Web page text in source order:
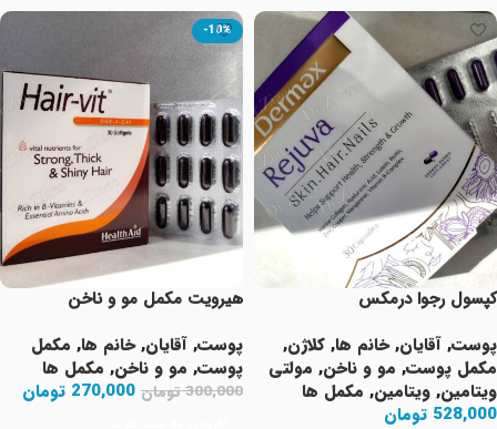
کپسول رجوا درمکس
پوست, آقایان,خانم ها, کلاژن,
مکمل پوست, مو و ناخن, مولتی
ویتامین, ویتامین, مکمل ها
528,000 تومان
-10%
هیرویت مکمل مو و ناخن
پوست, آقایان,خانم ها, مکمل
پوست, مو و ناخن, مکمل ها
300,000تومان 270,000 تومان